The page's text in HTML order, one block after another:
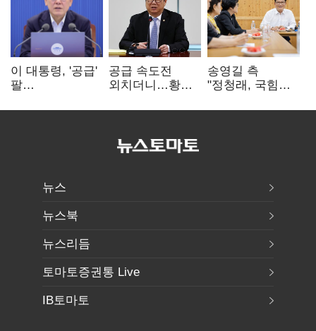
이 대통령, '공급'
팔
여 내부선
공급 속도전
외치더니…황희,
리모델링' 제안
송영길 측
"정청래, 국힘
민주당 대표로
뉴스
뉴스북
뉴스리듬
토마토증권통 Live
IB토마토